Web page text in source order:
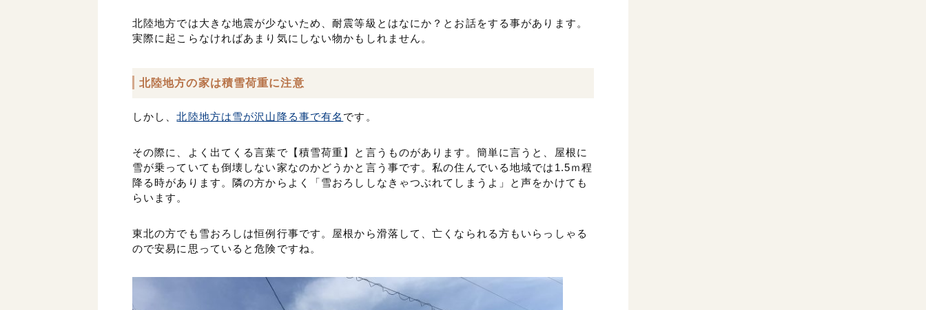
北陸地方では大きな地震が少ないため、耐震等級とはなにか？とお話をする事があります。
実際に起こらなければあまり気にしない物かもしれません。
北陸地方の家は積雪荷重に注意
しかし、北陸地方は雪が沢山降る事で有名 です。
その際に、よく出てくる言葉で【積雪荷重】と言うものがあります。簡単に言うと、屋根に
雪が乗っていても倒壊しない家なのかどうかと言う事です。私の住んでいる地域では1.5ｍ程
降る時があります。隣の方からよく「雪おろししなきゃつぶれてしまうよ」と声をかけても
らいます。
東北の方でも雪おろしは恒例行事です。屋根から滑落して、亡くなられる方もいらっしゃる
ので安易に思っていると危険ですね。